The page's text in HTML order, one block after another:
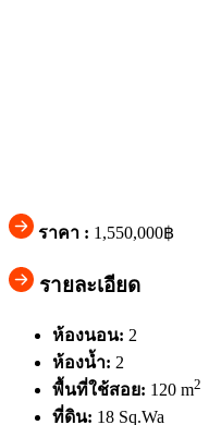
ราคา : 1,550,000฿
รายละเอียด
ห้องนอน: 2
ห้องน้ำ: 2
พื้นที่ใช้สอย: 120 m2
ที่ดิน: 18 Sq.Wa